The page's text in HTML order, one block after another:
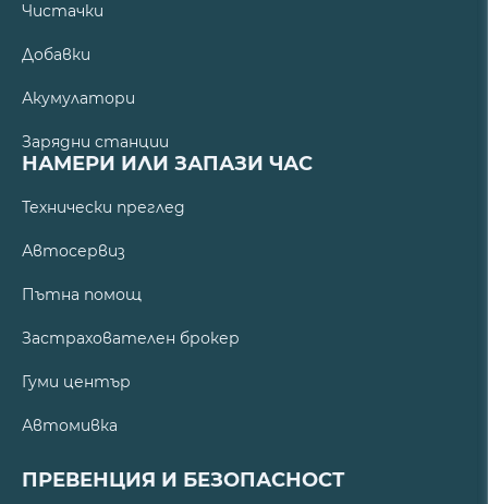
Чистачки
Добавки
Акумулатори
Зарядни станции
НАМЕРИ ИЛИ ЗАПАЗИ ЧАС
Технически преглед
Автосервиз
Пътна помощ
Застрахователен брокер
Гуми център
Автомивка
ПРЕВЕНЦИЯ И БЕЗОПАСНОСТ